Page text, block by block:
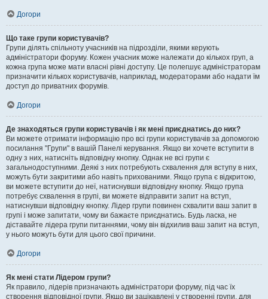
Догори
Що таке групи користувачів?
Групи ділять спільноту учасників на підрозділи, якими керують
адміністратори форуму. Кожен учасник може належати до кількох груп, а
кожна група може мати власні рівні доступу. Це полегшує адміністраторам
призначити кількох користувачів, наприклад, модераторами або надати їм
доступ до приватних форумів.
Догори
Де знаходяться групи користувачів і як мені приєднатись до них?
Ви можете отримати інформацію про всі групи користувачів за допомогою
посилання "Групи" в вашій Панелі керування. Якщо ви хочете вступити в
одну з них, натисніть відповідну кнопку. Однак не всі групи є
загальнодоступними. Деякі з них потребують схвалення для вступу в них,
можуть бути закритими або навіть прихованими. Якщо група є відкритою,
ви можете вступити до неї, натиснувши відповідну кнопку. Якщо група
потребує схвалення в групі, ви можете відправити запит на вступ,
натиснувши відповідну кнопку. Лідер групи повинен схвалити ваш запит в
групі і може запитати, чому ви бажаєте приєднатись. Будь ласка, не
діставайте лідера групи питаннями, чому він відхилив ваш запит на вступ,
у нього можуть бути для цього свої причини.
Догори
Як мені стати Лідером групи?
Як правило, лідерів призначають адміністратори форуму, під час їх
створення відповідної групи. Якщо ви зацікавлені у створенні групи, для